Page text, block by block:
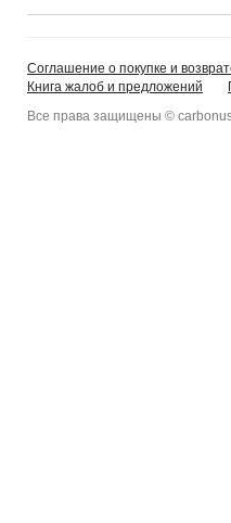
Соглашение о покупке и
Книга жалоб и предложений
Все права защищены ©